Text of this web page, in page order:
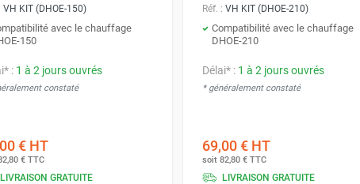
VH KIT (DHOE-150)
avec le chauffage
150
: 1 à 2 jours ouvrés
constaté
€HT
€TTC
LIVRAISON GRATUITE
Réf. : VH KIT (DHOE-210)
Compatibilité avec le chauffage
DHOE-210
Délai* : 1 à 2 jours ouvrés
* généralement constaté
69,00 € HT
soit 82,80 € TTC
LIVRAISON GRATUITE